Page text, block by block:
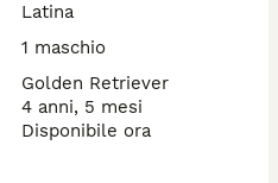
sterilizzato, iter adozione
e nord Italia.
amicibirillo@gmail.com
è perché siamo a lavoro,
Latina
1 maschio
Golden Retriever
4 anni, 5 mesi
Disponibile ora